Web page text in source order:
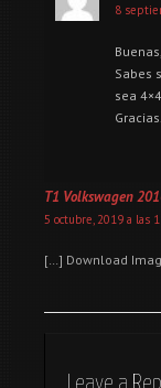
8
Sabes
sea
Gracias.
T1 Volkswagen
5 octubre, 2019 a las
[…] Download